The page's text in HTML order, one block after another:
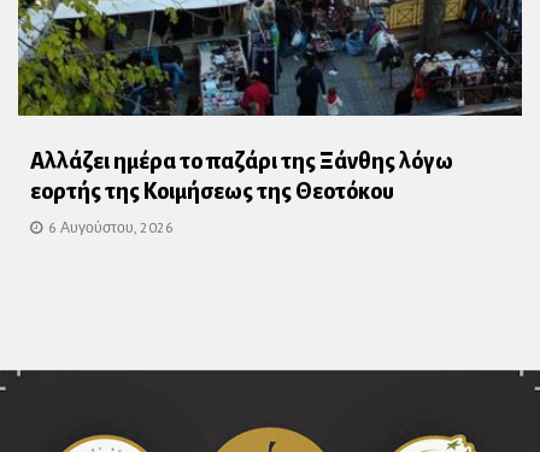
Αλλάζει ημέρα το παζάρι της Ξάνθης λόγω
εορτής της Κοιμήσεως της Θεοτόκου
6 Αυγούστου, 2026